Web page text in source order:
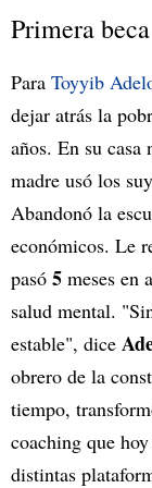
Primera
Para Toyyib
dejar atrás la
años. En su casa
madre usó los
Abandonó la
económicos. Le
pasó 5 meses en
salud mental.
estable", dice
obrero de la
tiempo,
coaching que
distintas